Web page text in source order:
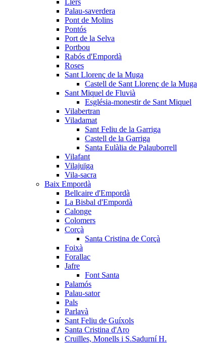
Llers
Palau-saverdera
Pont de Molins
Pontós
Port de la Selva
Portbou
Rabós d'Empordà
Roses
Sant Llorenç de la Muga
Castell de Sant Llorenç de la Muga
Sant Miquel de Fluvià
Església-monestir de Sant Miquel
Vilabertran
Viladamat
Sant Feliu de la Garriga
Castell de la Garriga
Santa Eulàlia de Palauborrell
Vilafant
Vilajuïga
Vila-sacra
Baix Empordà
Bellcaire d'Empordà
La Bisbal d'Empordà
Calonge
Colomers
Corçà
Santa Cristina de Corçà
Foixà
Forallac
Jafre
Font Santa
Palamós
Palau-sator
Pals
Parlavà
Sant Feliu de Guíxols
Santa Cristina d'Aro
Cruïlles, Monells i S.Sadurní H.